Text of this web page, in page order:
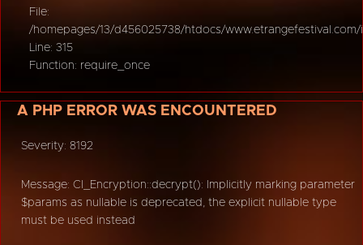
File:
/homepages/13/d456025738/htdocs/
Line: 315
Function: require_once
A PHP ERROR WAS ENCOUNTERED
Severity: 8192
Message: CI_Encryption::decrypt(): Implicitly marking parameter
$params as nullable is deprecated, the explicit nullable type
must be used instead